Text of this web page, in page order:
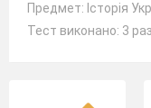
Предмет: Історія
Тест виконано: 3